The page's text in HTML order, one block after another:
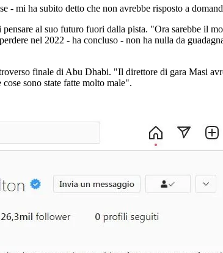
- mi ha subito detto che non avrebbe risposto a
al suo futuro fuori dalla pista. "Ora sarebbe il
nel 2022 - ha concluso - non ha nulla da
finale di Abu Dhabi. "Il direttore di gara Masi
sono state fatte molto male".